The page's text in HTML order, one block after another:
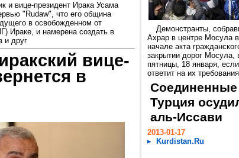
и вице-президент Ирака Усама
"Rudaw", что его община
в освобожденном от
Ираке, и намерена создать в
и друг
вице-
в
Демонстранты,
Ахрар в центре Мосула
начале акта
закрытии дорог
пятницы, 18 января,
ответит на их
Турция
аль-Иссави
2013-01-17
Kurdistan.Ru